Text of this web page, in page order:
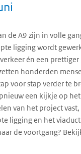
de A9 zijn in volle
ligging wordt
én een
honderden
voor stap verder te
een kijkje op
van het project
ligging en het
de voortgang?